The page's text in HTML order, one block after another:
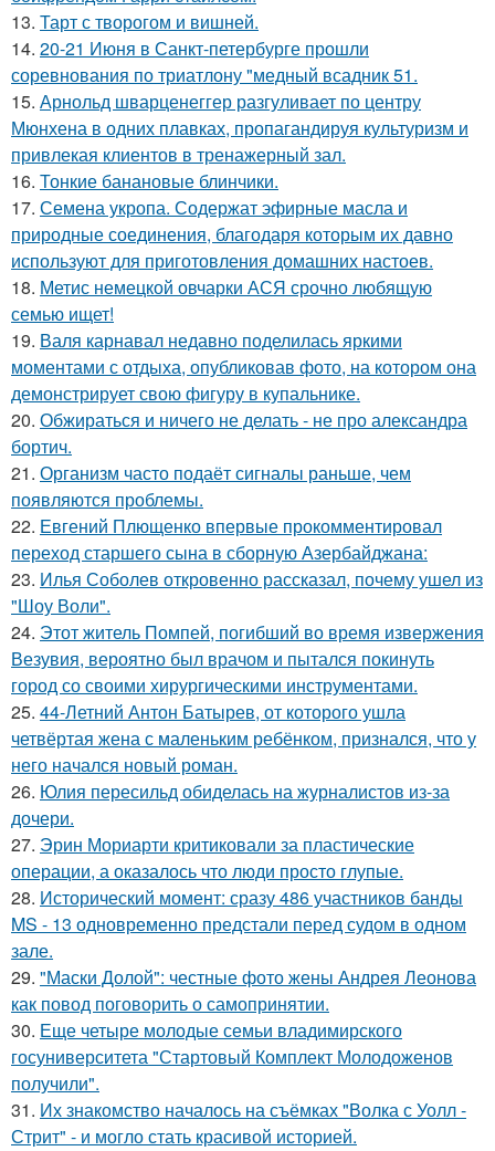
13. Тарт с творогом и вишней.
14. 20-21 Июня в Санкт-петербурге прошли
соревнования по триатлону "медный всадник 51.
15. Арнольд шварценеггер разгуливает по центру
Мюнхена в одних плавках, пропагандируя культуризм и
привлекая клиентов в тренажерный зал.
16. Тонкие банановые блинчики.
17. Семена укропа. Содержат эфирные масла и
природные соединения, благодаря которым их давно
используют для приготовления домашних настоев.
18. Метис немецкой овчарки АСЯ срочно любящую
семью ищет!
19. Валя карнавал недавно поделилась яркими
моментами с отдыха, опубликовав фото, на котором она
демонстрирует свою фигуру в купальнике.
20. Обжираться и ничего не делать - не про александра
бортич.
21. Организм часто подаёт сигналы раньше, чем
появляются проблемы.
22. Евгений Плющенко впервые прокомментировал
переход старшего сына в сборную Азербайджана:
23. Илья Соболев откровенно рассказал, почему ушел из
"Шоу Воли".
24. Этот житель Помпей, погибший во время извержения
Везувия, вероятно был врачом и пытался покинуть
город со своими хирургическими инструментами.
25. 44-Летний Антон Батырев, от которого ушла
четвёртая жена с маленьким ребёнком, признался, что у
него начался новый роман.
26. Юлия пересильд обиделась на журналистов из-за
дочери.
27. Эрин Мориарти критиковали за пластические
операции, а оказалось что люди просто глупые.
28. Исторический момент: сразу 486 участников банды
MS - 13 одновременно предстали перед судом в одном
зале.
29. "Маски Долой": честные фото жены Андрея Леонова
как повод поговорить о самопринятии.
30. Еще четыре молодые семьи владимирского
госуниверситета "Стартовый Комплект Молодоженов
получили".
31. Их знакомство началось на съёмках "Волка с Уолл -
Стрит" - и могло стать красивой историей.